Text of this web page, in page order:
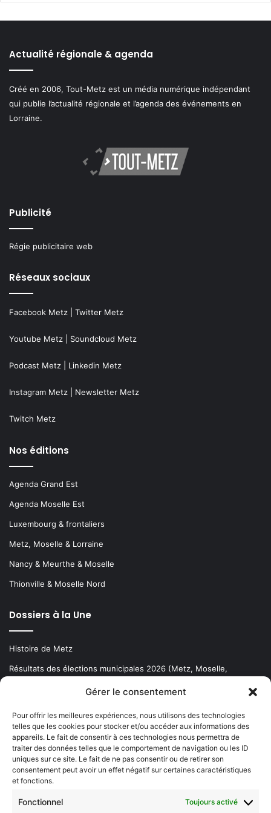
Gérer le consentement
Pour offrir les meilleures expériences, nous utilisons des technologies
telles que les cookies pour stocker et/ou accéder aux informations des
appareils. Le fait de consentir à ces technologies nous permettra de
traiter des données telles que le comportement de navigation ou les ID
uniques sur ce site. Le fait de ne pas consentir ou de retirer son
consentement peut avoir un effet négatif sur certaines caractéristiques
et fonctions.
Fonctionnel Toujours activé
Actualité régionale & agenda
Créé en 2006, Tout-Metz est un média numérique indépendant
qui publie l’actualité régionale et l’agenda des événements en
Lorraine.
Publicité
Régie publicitaire web
Réseaux sociaux
Facebook Metz Twitter Metz
Youtube Metz Soundcloud Metz
Podcast Metz Linkedin Metz
Instagram Metz Newsletter Metz
Twitch Metz
Nos éditions
Agenda Grand Est
Agenda Moselle Est
Luxembourg & frontaliers
Metz, Moselle & Lorraine
Nancy & Meurthe & Moselle
Thionville & Moselle Nord
Dossiers à la Une
Histoire de Metz
Résultats des élections municipales 2026 (Metz, Moselle,
Newsletter gratuite
Choisissez : matin, soir ou hebdo ?